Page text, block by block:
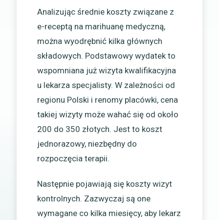
Analizując średnie koszty związane z
e-receptą na marihuanę medyczną,
można wyodrębnić kilka głównych
składowych. Podstawowy wydatek to
wspomniana już wizyta kwalifikacyjna
u lekarza specjalisty. W zależności od
regionu Polski i renomy placówki, cena
takiej wizyty może wahać się od około
200 do 350 złotych. Jest to koszt
jednorazowy, niezbędny do
rozpoczęcia terapii.
Następnie pojawiają się koszty wizyt
kontrolnych. Zazwyczaj są one
wymagane co kilka miesięcy, aby lekarz